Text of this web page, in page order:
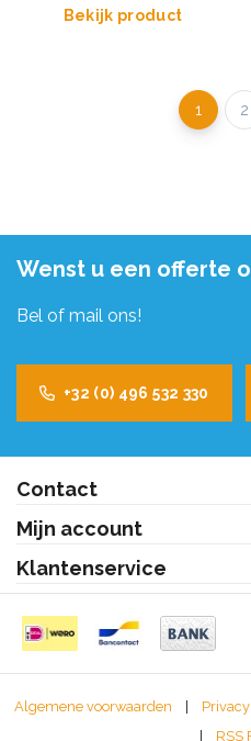
Bekijk product
1 2
Wenst u een offerte
Bel of mail ons!
+32 (0) 496 532 330
Contact
Mijn account
Klantenservice
Algemene voorwaarden
RSS